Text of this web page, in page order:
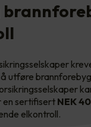
utføre
en sertifisertNEK
elkontroll.